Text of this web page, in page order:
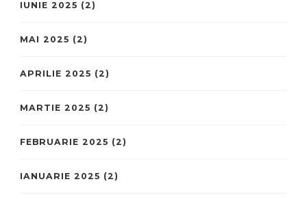
IUNIE 2025 (2)
MAI 2025 (2)
APRILIE 2025 (2)
MARTIE 2025 (2)
FEBRUARIE 2025 (2)
IANUARIE 2025 (2)